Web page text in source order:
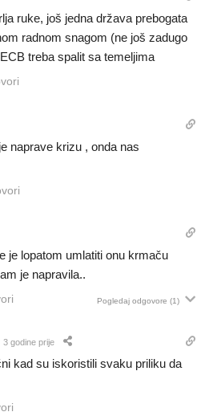
ruke, još jedna država prebogata
radnom snagom (ne još zadugo
treba spalit sa temeljima
naprave krizu , onda nas
je lopatom umlatiti onu krmaču
je napravila..
Pogledaj odgovore (1)
3 godine prije
kad su iskoristili svaku priliku da